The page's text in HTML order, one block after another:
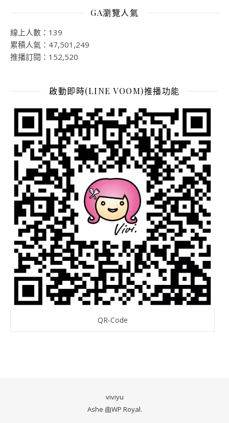
GA瀏覽人氣
線上人數：139
累積人氣：47,501,249
推播訂閱：152,520
啟動即時(LINE VOOM)推播功能
QR-Code
viviyu
Ashe 由WP Royal.